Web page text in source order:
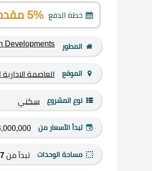
خطة الدفع 5% مقدم وتقسيط على 10 سنوات
المطور Developments
الموقع العاصمة الادارية
نوع المشروع سكني
تبدأ الأسعار من 13,000,000
مساحة الوحدات تبدأ من